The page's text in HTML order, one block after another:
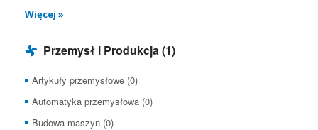
Więcej »
Przemysł i Produkcja(1)
Artykuły przemysłowe (0)
Automatyka przemysłowa (0)
Budowa maszyn (0)